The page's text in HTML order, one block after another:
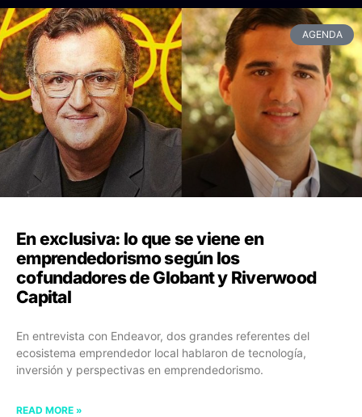
AGENDA
En exclusiva: lo que se viene en
emprendedorismo según los
cofundadores de Globant y Riverwood
Capital
En entrevista con Endeavor, dos grandes referentes del
ecosistema emprendedor local hablaron de tecnología,
inversión y perspectivas en emprendedorismo.
READ MORE »